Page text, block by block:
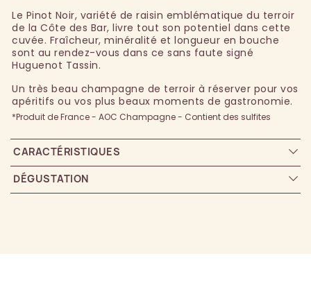
Le Pinot Noir, variété de raisin emblématique du terroir
de la Côte des Bar, livre tout son potentiel dans cette
cuvée. Fraîcheur, minéralité et longueur en bouche
sont au rendez-vous dans ce sans faute signé
Huguenot Tassin.
Un très beau champagne de terroir à réserver pour vos
apéritifs ou vos plus beaux moments de gastronomie.
*Produit de France - AOC Champagne - Contient des sulfites
CARACTÉRISTIQUES
DÉGUSTATION